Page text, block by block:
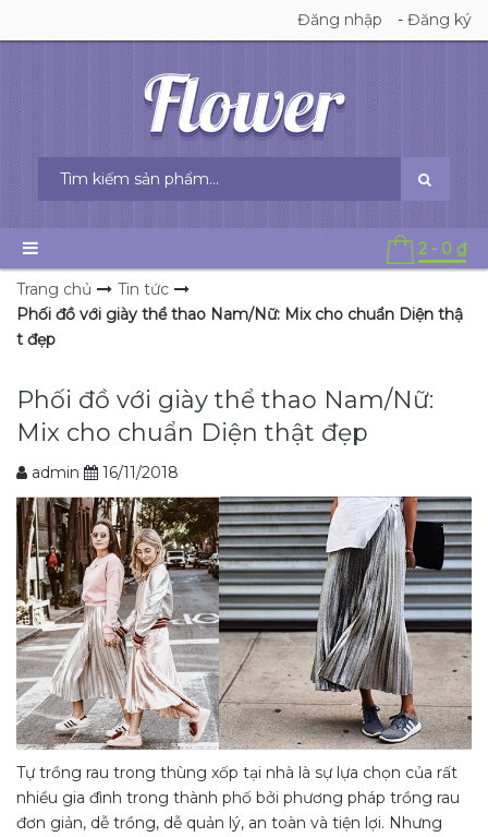
Đăng nhập - Đăng ký
2 - 0 ₫
Trang chủ
Tin tức
Phối đồ với giày thể thao Nam/Nữ: Mix cho chuẩn Diện thậ
t đẹp
Phối đồ với giày thể thao Nam/Nữ:
Mix cho chuẩn Diện thật đẹp
admin 16/11/2018
Tự trồng rau trong thùng xốp tại nhà là sự lựa chọn của rất
nhiều gia đình trong thành phố bởi phương pháp trồng rau
đơn giản, dễ trồng, dễ quản lý, an toàn và tiện lợi. Nhưng